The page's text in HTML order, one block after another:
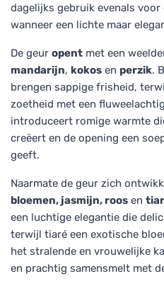
dagelijks gebruik evenals
wanneer een lichte maar
De geur opent met een
mandarijn, kokos en perzik.
brengen sappige frisheid,
zoetheid met een
introduceert romige warmte
creëert en de opening een
geeft.
Naarmate de geur zich
bloemen, jasmijn, roos en
een luchtige elegantie die
terwijl tiaré een exotische
het stralende en vrouwelijke
en prachtig samensmelt met